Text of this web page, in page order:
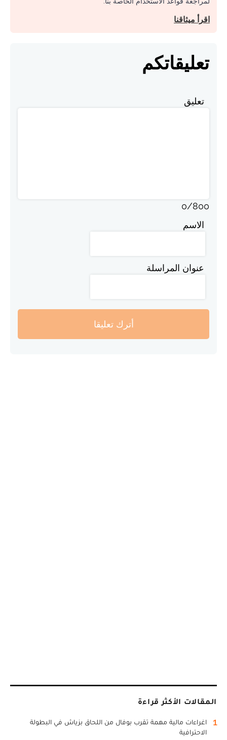
اقرأ ميثاقنا
تعليقاتكم
تعليق
0/800
الاسم
عنوان المراسلة
أترك تعليقا
المقالات الأكثر قراءة
1
اغراءات مالية مهمة تقرب بوفال من اللحاق بزياش في البطولة
الاحترافية